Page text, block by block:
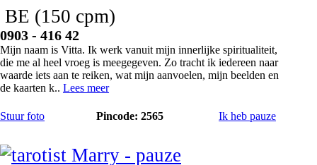
BE (150 cpm)
0903 - 416 42
Mijn naam is Vitta. Ik werk vanuit mijn innerlijke spiritualiteit,
die me al heel vroeg is meegegeven. Zo tracht ik iedereen naar
waarde iets aan te reiken, wat mijn aanvoelen, mijn beelden en
de kaarten k.. Lees meer
Stuur foto Pincode: 2565 Ik heb pauze